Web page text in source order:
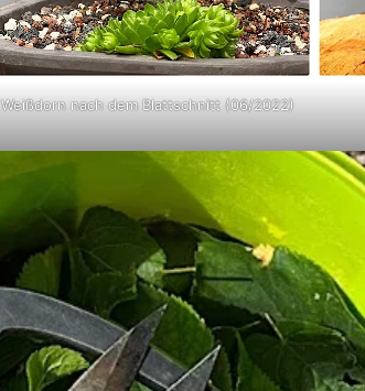
Weißdorn nach dem Blattschnitt (06/2022)